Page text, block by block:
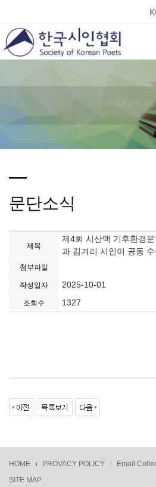
시인협회 회원들의 시
문단소식
제목
제4회 시산맥 기후환경
과 김겨리 시인이 공동
첨부파일
작성일자 2025-10-01
조회수 1327
HOME PROVACY POLICY
Email
SITE MAP